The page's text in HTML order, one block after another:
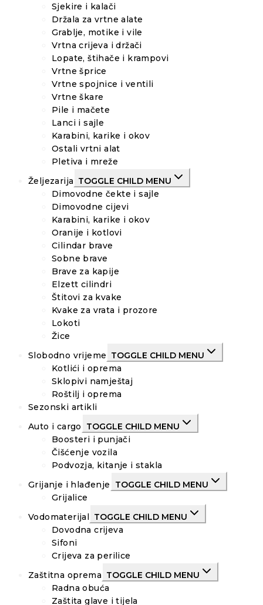
Sjekire i kalači
Držala za vrtne alate
Grablje, motike i vile
Vrtna crijeva i držači
Lopate, štihače i krampovi
Vrtne šprice
Vrtne spojnice i ventili
Vrtne škare
Pile i mačete
Lanci i sajle
Karabini, karike i okov
Ostali vrtni alat
Pletiva i mreže
Željezarija TOGGLE CHILD MENU
Dimovodne čekte i sajle
Dimovodne cijevi
Karabini, karike i okov
Oranije i kotlovi
Cilindar brave
Sobne brave
Brave za kapije
Elzett cilindri
Štitovi za kvake
Kvake za vrata i prozore
Lokoti
Žice
Slobodno vrijeme TOGGLE CHILD MENU
Kotlići i oprema
Sklopivi namještaj
Roštilj i oprema
Sezonski artikli
Auto i cargo
TOGGLE CHILD MENU
Boosteri i punjači
Čišćenje vozila
Podvozja, kitanje i stakla
Grijanje i hlađenje
TOGGLE CHILD MENU
Grijalice
Vodomaterijal
TOGGLE CHILD MENU
Dovodna crijeva
Sifoni
Crijeva za perilice
Zaštitna oprema TOGGLE CHILD MENU
Radna obuća
Zaštita glave i tijela